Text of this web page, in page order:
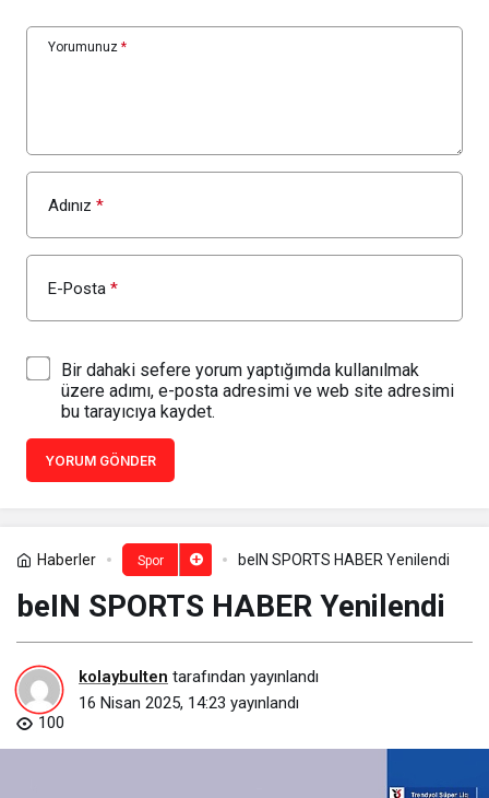
Yorumunuz *
Adınız *
E-Posta *
Bir dahaki sefere yorum yaptığımda kullanılmak
üzere adımı, e-posta adresimi ve web site adresimi
bu tarayıcıya kaydet.
YORUM GÖNDER
Haberler Spor beIN SPORTS HABER Yenilendi
beIN SPORTS HABER Yenilendi
kolaybulten tarafından yayınlandı
16 Nisan 2025, 14:23 yayınlandı
100